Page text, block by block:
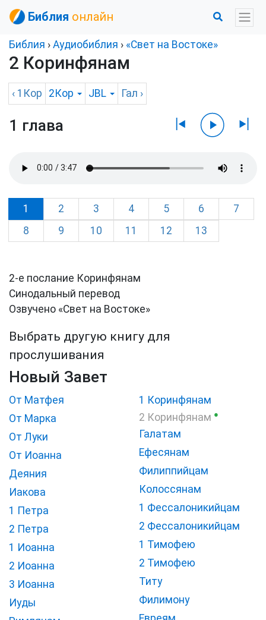
Библия онлайн
Библия › Аудиобиблия › «Свет на Востоке»
2 Коринфянам
‹ 1Кор 2Кор JBL Гал ›
1 глава
1 2 3 4 5 6
7
8
9 10 11 12 13
2-е послание Коринфянам
Синодальный перевод
Озвучено «Свет на Востоке»
Выбрать другую книгу для
прослушивания
Новый Завет
От Матфея
От Марка
От Луки
От Иоанна
Деяния
Иакова
1 Петра
2 Петра
1 Иоанна
2 Иоанна
3 Иоанна
Иуды
1 Коринфянам
2 Коринфянам ●
Галатам
Ефесянам
Филиппийцам
Колоссянам
1 Фессалоникийцам
2 Фессалоникийцам
1 Тимофею
2 Тимофею
Титу
Филимону